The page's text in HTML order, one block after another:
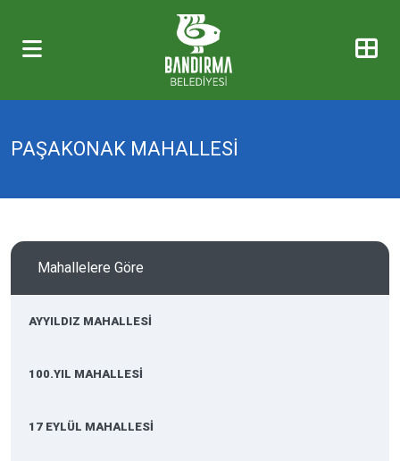
PAŞAKONAK MAHALLESİ
Mahallelere Göre
AYYILDIZ MAHALLESİ
100.YIL MAHALLESİ
17 EYLÜL MAHALLESİ